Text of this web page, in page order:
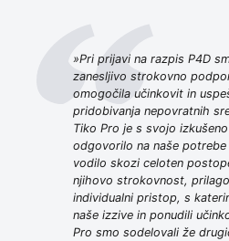
»Pri prijavi na razpis P4D
zanesljivo strokovno
omogočila učinkovit in
pridobivanja nepovratnih
Tiko Pro je s svojo
odgovorilo na naše potrebe
vodilo skozi celoten
njihovo strokovnost,
individualni pristop, s
naše izzive in ponudili
Pro smo sodelovali že